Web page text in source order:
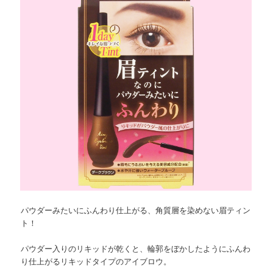
パウダーみたいにふんわり仕上がる、角質層を染めない眉ティン
ト！
パウダー入りのリキッドが乾くと、輪郭をぼかしたようにふんわ
り仕上がるリキッドタイプのアイブロウ。